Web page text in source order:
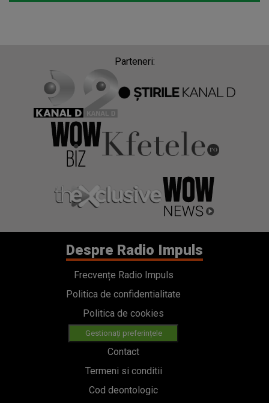
Parteneri:
Despre Radio Impuls
Frecvențe Radio Impuls
Politica de confidentialitate
Politica de cookies
Gestionați preferințele
Contact
Termeni si conditii
Cod deontologic